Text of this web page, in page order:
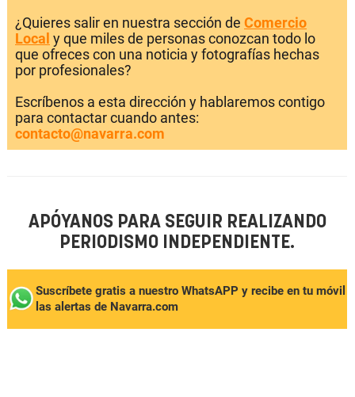
¿Quieres salir en nuestra sección de Comercio
Local y que miles de personas conozcan todo lo
que ofreces con una noticia y fotografías hechas
por profesionales?
Escríbenos a esta dirección y hablaremos contigo
para contactar cuando antes:
contacto@navarra.com
APÓYANOS PARA SEGUIR REALIZANDO
PERIODISMO INDEPENDIENTE.
Suscríbete gratis a nuestro WhatsAPP y recibe en tu móvil
las alertas de Navarra.com